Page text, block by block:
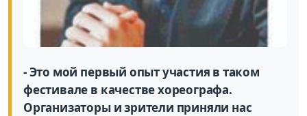
- Это мой первый опыт участия в таком
фестивале в качестве хореографа.
Организаторы и зрители приняли нас